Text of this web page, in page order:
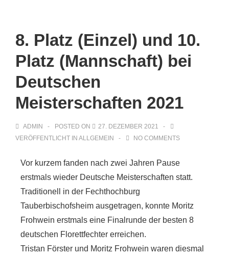
8. Platz (Einzel) und 10.
Platz (Mannschaft) bei
Deutschen
Meisterschaften 2021
ADMIN POSTED ON
27. DEZEMBER 2021
VERÖFFENTLICHT IN ALLGEMEIN NO COMMENTS
Vor kurzem fanden nach zwei Jahren Pause
erstmals wieder Deutsche Meisterschaften statt.
Traditionell in der Fechthochburg
Tauberbischofsheim ausgetragen, konnte Moritz
Frohwein erstmals eine Finalrunde der besten 8
deutschen Florettfechter erreichen.
Tristan Förster und Moritz Frohwein waren diesmal